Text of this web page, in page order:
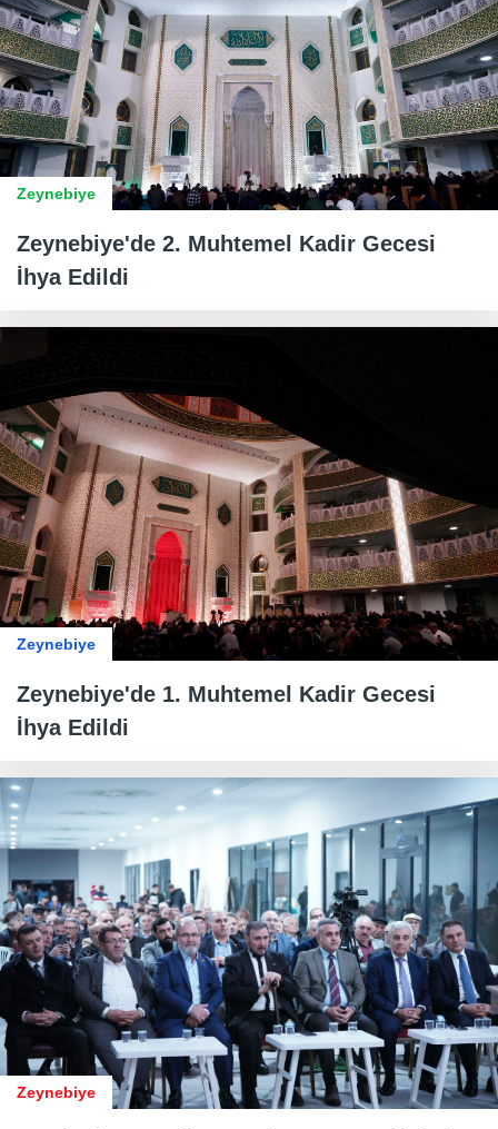
Zeynebiye
Zeynebiye'de 2. Muhtemel Kadir Gecesi
İhya Edildi
Zeynebiye
Zeynebiye'de 1. Muhtemel Kadir Gecesi
İhya Edildi
Zeynebiye